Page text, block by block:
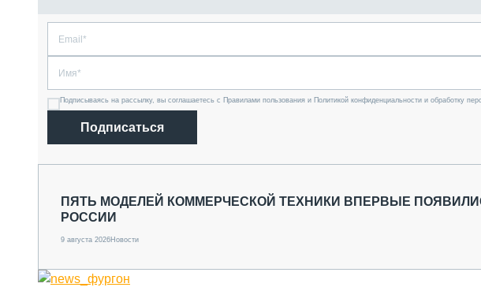
Подписываясь на рассылку, вы соглашаетесь с Правилами пользования и Политикой конфиденциальности и обработку
Подписаться
ПЯТЬ МОДЕЛЕЙ КОММЕРЧЕСКОЙ ТЕХНИКИ ВПЕРВЫЕ
РОССИИ
9 августа 2026Новости